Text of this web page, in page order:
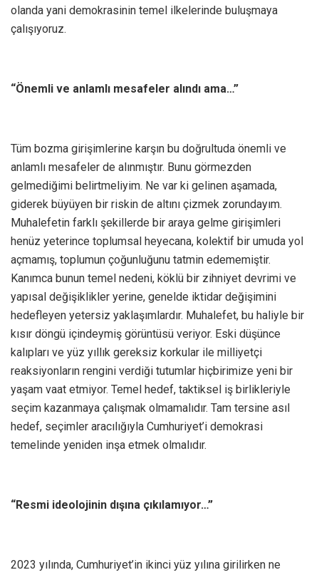
olanda yani demokrasinin temel ilkelerinde buluşmaya
çalışıyoruz.
“Önemli ve anlamlı mesafeler alındı ama…”
Tüm bozma girişimlerine karşın bu doğrultuda önemli ve
anlamlı mesafeler de alınmıştır. Bunu görmezden
gelmediğimi belirtmeliyim. Ne var ki gelinen aşamada,
giderek büyüyen bir riskin de altını çizmek zorundayım.
Muhalefetin farklı şekillerde bir araya gelme girişimleri
henüz yeterince toplumsal heyecana, kolektif bir umuda yol
açmamış, toplumun çoğunluğunu tatmin edememiştir.
Kanımca bunun temel nedeni, köklü bir zihniyet devrimi ve
yapısal değişiklikler yerine, genelde iktidar değişimini
hedefleyen yetersiz yaklaşımlardır. Muhalefet, bu haliyle bir
kısır döngü içindeymiş görüntüsü veriyor. Eski düşünce
kalıpları ve yüz yıllık gereksiz korkular ile milliyetçi
reaksiyonların rengini verdiği tutumlar hiçbirimize yeni bir
yaşam vaat etmiyor. Temel hedef, taktiksel iş birlikleriyle
seçim kazanmaya çalışmak olmamalıdır. Tam tersine asıl
hedef, seçimler aracılığıyla Cumhuriyet’i demokrasi
temelinde yeniden inşa etmek olmalıdır.
“Resmi ideolojinin dışına çıkılamıyor…”
2023 yılında, Cumhuriyet’in ikinci yüz yılına girilirken ne